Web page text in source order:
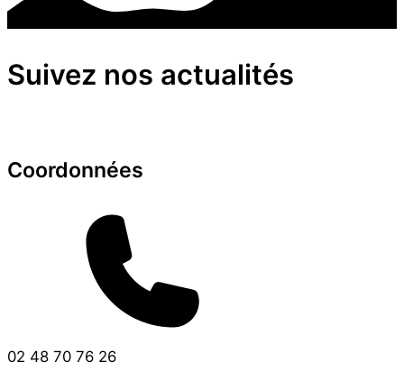
Suivez nos actualités
Coordonnées
02 48 70 76 26